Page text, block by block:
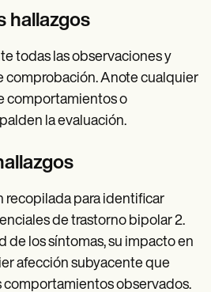
hallazgos
todas las observaciones y
comprobación. Anote cualquier
comportamientos o
la evaluación.
recopilada para identificar
de trastorno bipolar 2.
de los síntomas, su impacto en
afección subyacente que
comportamientos observados.